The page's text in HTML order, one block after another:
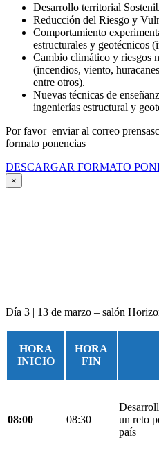
Desarrollo territorial
Reducción del Riesgo y
Comportamiento
estructurales y geotécnicos
Cambio climático y riesgos
(incendios, viento,
entre otros).
Nuevas técnicas de
ingenierías estructural y
Por favor enviar al correo
formato ponencias
DESCARGAR FORMATO
×
Día 3 | 13 de marzo – salón
HORA
INICIO
HORA
FIN
08:00 08:30
un reto
país